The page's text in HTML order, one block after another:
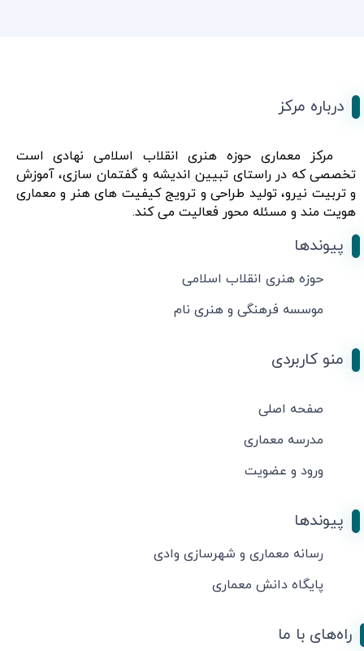
درباره مرکز
مرکز معماری حوزه هنری انقلاب اسلامی نهادی است
تخصصی که در راستای تبیین اندیشه و گفتمان سازی، آموزش
و تربیت نیرو، تولید طراحی و ترویج کیفیت های هنر و معماری
هویت مند و مسئله محور فعالیت می کند.
پیوندها
حوزه هنری انقلاب اسلامی
موسسه فرهنگی و هنری نام
منو کاربردی
صفحه اصلی
مدرسه معماری
ورود و عضویت
پیوندها
رسانه معماری و شهرسازی وادی
پایگاه دانش معماری
راه‌های با ما